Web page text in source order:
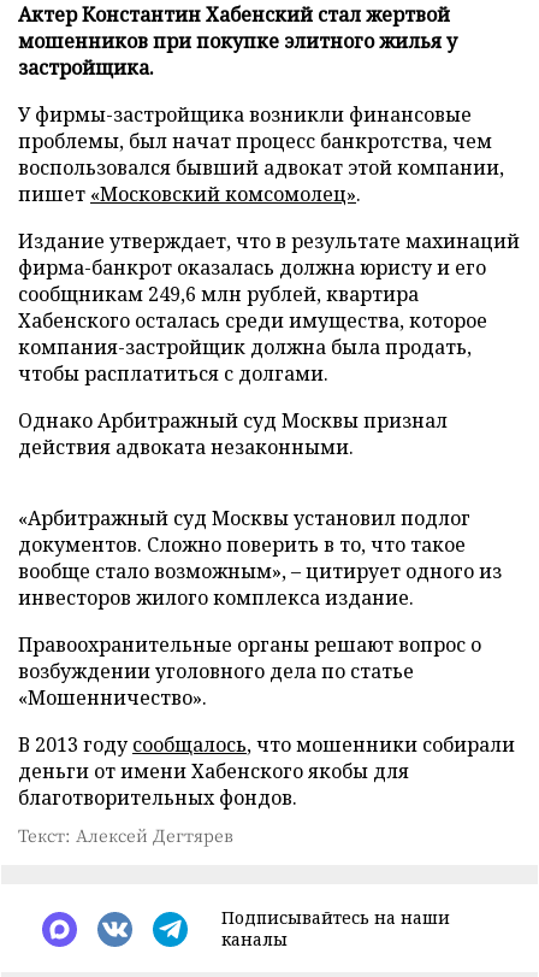
Актер Константин Хабенский стал жертвой
мошенников при покупке элитного жилья у
застройщика.
У фирмы-застройщика возникли финансовые
проблемы, был начат процесс банкротства, чем
воспользовался бывший адвокат этой компании,
пишет «Московский комсомолец».
Издание утверждает, что в результате махинаций
фирма-банкрот оказалась должна юристу и его
сообщникам 249,6 млн рублей, квартира
Хабенского осталась среди имущества, которое
компания-застройщик должна была продать,
чтобы расплатиться с долгами.
Однако Арбитражный суд Москвы признал
действия адвоката незаконными.
«Арбитражный суд Москвы установил подлог
документов. Сложно поверить в то, что такое
вообще стало возможным», – цитирует одного из
инвесторов жилого комплекса издание.
Правоохранительные органы решают вопрос о
возбуждении уголовного дела по статье
«Мошенничество».
В 2013 годусообщалось, что мошенники собирали
деньги от имени Хабенского якобы для
благотворительных фондов.
Текст: Алексей Дегтярев
Подписывайтесь на наши
каналы